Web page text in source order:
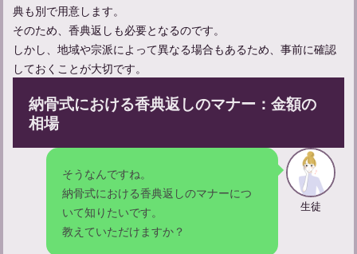
【忌中神社参拝してしまった】忌中のルールについて紹介
典も別で用意します。
そのため、香典返しも必要となるのです。
しかし、地域や宗派によって異なる場合もあるため、事前に確認
しておくことが大切です。
納骨式における香典返しのマナー：金額の
相場
そうなんですね。
納骨式における香典返しのマナーにつ
いて知りたいです。
教えていただけますか？
生徒